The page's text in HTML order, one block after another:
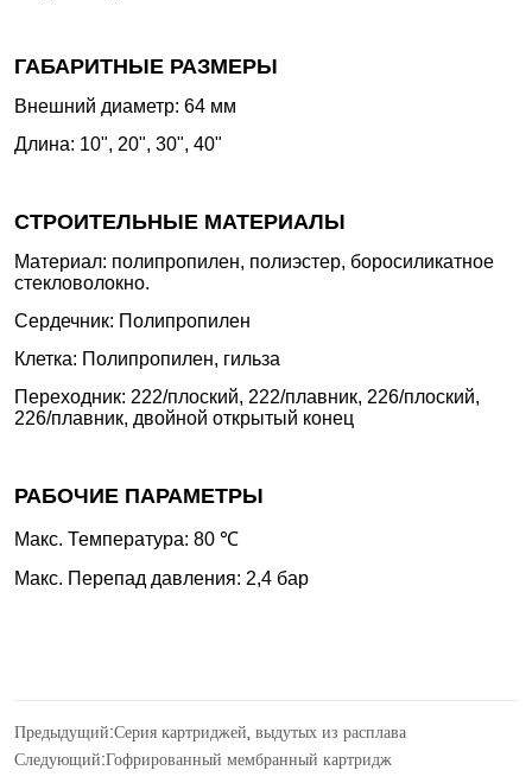
Предыдущий:Серия картриджей, выдутых из расплава
Следующий:Гофрированный мембранный картридж